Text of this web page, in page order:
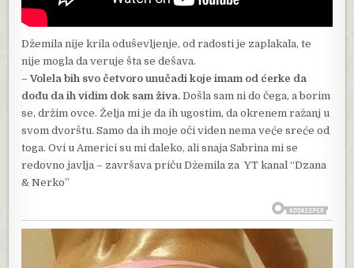
Džemila nije krila oduševljenje, od radosti je zaplakala, te
nije mogla da veruje šta se dešava.
–Volela bih svo četvoro unučadi koje imam od ćerke da
dođu da ih vidim dok sam živa. Došla sam ni do čega, a borim
se, držim ovce. Želja mi je da ih ugostim, da okrenem ražanj u
svom dvorštu. Samo da ih moje oči viden nema veće sreće od
toga. Ovi u Americi su mi daleko, ali snaja Sabrina mi se
redovno javlja – završava priču Džemila za YT kanal “Dzana
& Nerko”